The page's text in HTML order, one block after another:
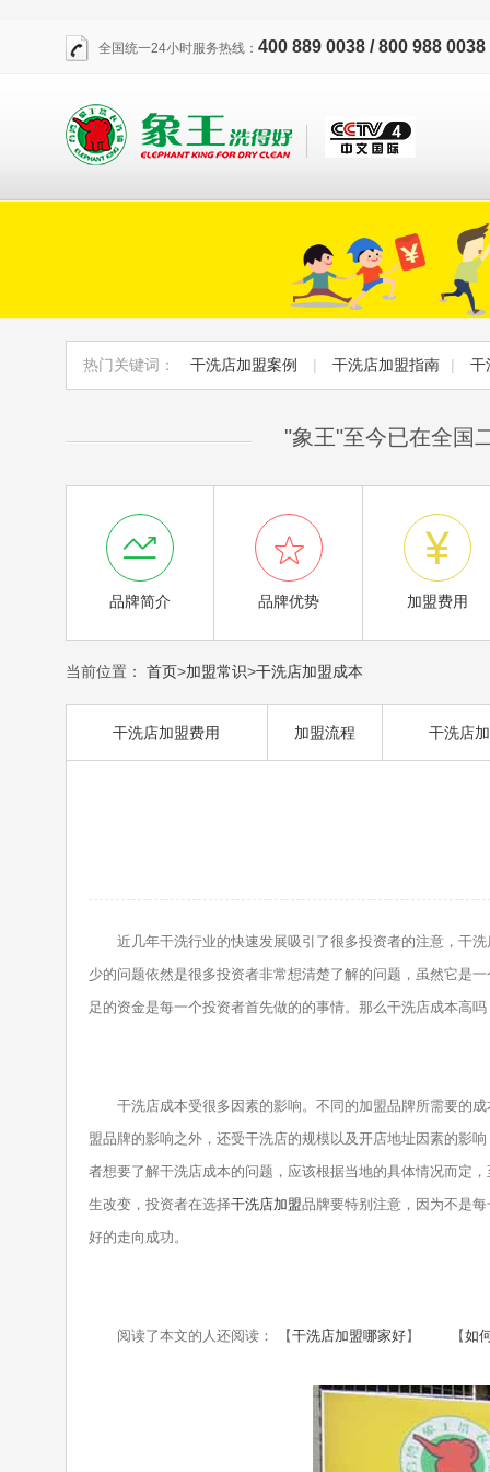
全国统一24小时服务热线： 400 889 0038 / 800 988 0038
热门关键词： 干洗店加盟案例 | 干洗店加盟指南 | 干
"象王"至今已在全国

品牌简介

品牌优势

加盟费用
当前位置： 首页>加盟常识>干洗店加盟成本
干洗店加盟费用 加盟流程 干洗店
近几年干洗行业的快速发展吸引了很多投资者的注意，干洗
少的问题依然是很多投资者非常想清楚了解的问题，虽然它是
足的资金是每一个投资者首先做的的事情。那么干洗店成本高
干洗店成本受很多因素的影响。不同的加盟品牌所需要的成
盟品牌的影响之外，还受干洗店的规模以及开店地址因素的影
者想要了解干洗店成本的问题，应该根据当地的具体情况而定
生改变，投资者在选择干洗店加盟品牌要特别注意，因为不是
好的走向成功。
阅读了本文的人还阅读： 【干洗店加盟哪家好】 【如